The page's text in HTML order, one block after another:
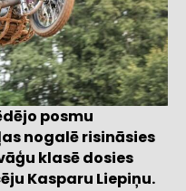
posmu
nogalē risināsies
klasē dosies
Kasparu Liepiņu.